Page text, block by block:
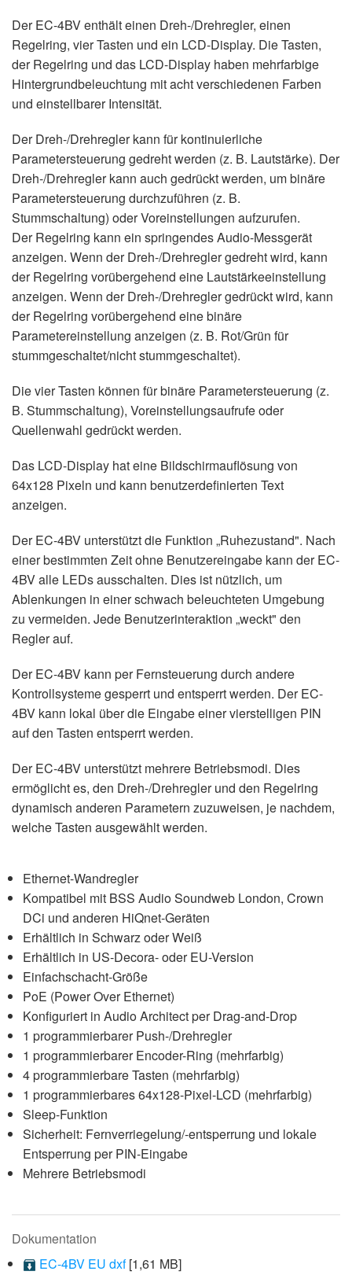
Der EC-4BV enthält einen Dreh-/Drehregler, einen
Regelring, vier Tasten und ein LCD-Display. Die Tasten,
der Regelring und das LCD-Display haben mehrfarbige
Hintergrundbeleuchtung mit acht verschiedenen Farben
und einstellbarer Intensität.
Der Dreh-/Drehregler kann für kontinuierliche
Parametersteuerung gedreht werden (z. B. Lautstärke). Der
Dreh-/Drehregler kann auch gedrückt werden, um binäre
Parametersteuerung durchzuführen (z. B.
Stummschaltung) oder Voreinstellungen aufzurufen.
Der Regelring kann ein springendes Audio-Messgerät
anzeigen. Wenn der Dreh-/Drehregler gedreht wird, kann
der Regelring vorübergehend eine Lautstärkeeinstellung
anzeigen. Wenn der Dreh-/Drehregler gedrückt wird, kann
der Regelring vorübergehend eine binäre
Parametereinstellung anzeigen (z. B. Rot/Grün für
stummgeschaltet/nicht stummgeschaltet).
Die vier Tasten können für binäre Parametersteuerung (z.
B. Stummschaltung), Voreinstellungsaufrufe oder
Quellenwahl gedrückt werden.
Das LCD-Display hat eine Bildschirmauflösung von
64x128 Pixeln und kann benutzerdefinierten Text
anzeigen.
Der EC-4BV unterstützt die Funktion „Ruhezustand". Nach
einer bestimmten Zeit ohne Benutzereingabe kann der EC-
4BV alle LEDs ausschalten. Dies ist nützlich, um
Ablenkungen in einer schwach beleuchteten Umgebung
zu vermeiden. Jede Benutzerinteraktion „weckt" den
Regler auf.
Der EC-4BV kann per Fernsteuerung durch andere
Kontrollsysteme gesperrt und entsperrt werden. Der EC-
4BV kann lokal über die Eingabe einer vierstelligen PIN
auf den Tasten entsperrt werden.
Der EC-4BV unterstützt mehrere Betriebsmodi. Dies
ermöglicht es, den Dreh-/Drehregler und den Regelring
dynamisch anderen Parametern zuzuweisen, je nachdem,
welche Tasten ausgewählt werden.
Ethernet-Wandregler
Kompatibel mit BSS Audio Soundweb London, Crown
DCi und anderen HiQnet-Geräten
Erhältlich in Schwarz oder Weiß
Erhältlich in US-Decora- oder EU-Version
Einfachschacht-Größe
PoE (Power Over Ethernet)
Konfiguriert in Audio Architect per Drag-and-Drop
1 programmierbarer Push-/Drehregler
1 programmierbarer Encoder-Ring (mehrfarbig)
4 programmierbare Tasten (mehrfarbig)
1 programmierbares 64x128-Pixel-LCD (mehrfarbig)
Sleep-Funktion
Sicherheit: Fernverriegelung/-entsperrung und lokale
Entsperrung per PIN-Eingabe
Mehrere Betriebsmodi
Dokumentation
EC-4BV EU dxf[1,61 MB]